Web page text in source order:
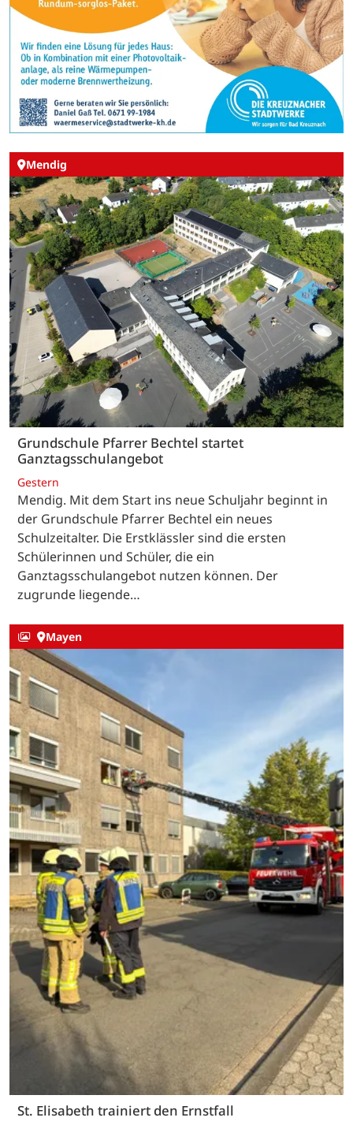
Mendig
Grundschule Pfarrer Bechtel startet
Ganztagsschulangebot
Gestern
Mendig. Mit dem Start ins neue Schuljahr beginnt in
der Grundschule Pfarrer Bechtel ein neues
Schulzeitalter. Die Erstklässler sind die ersten
Schülerinnen und Schüler, die ein
Ganztagsschulangebot nutzen können. Der
zugrunde liegende…
Mayen
St. Elisabeth trainiert den Ernstfall